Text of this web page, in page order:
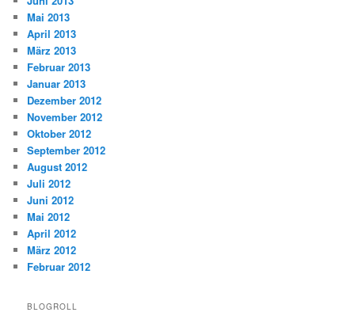
Mai 2013
April 2013
März 2013
Februar 2013
Januar 2013
Dezember 2012
November 2012
Oktober 2012
September 2012
August 2012
Juli 2012
Juni 2012
Mai 2012
April 2012
März 2012
Februar 2012
BLOGROLL